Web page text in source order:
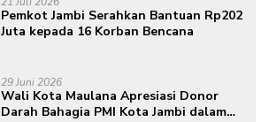
Pemkot Jambi Serahkan Bantuan Rp202
Juta kepada 16 Korban Bencana
29 Juni 2026
Wali Kota Maulana Apresiasi Donor
Darah Bahagia PMI Kota Jambi dalam